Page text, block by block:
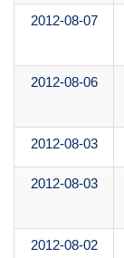
2012-08-07
2012-08-06
2012-08-03
2012-08-03
2012-08-02